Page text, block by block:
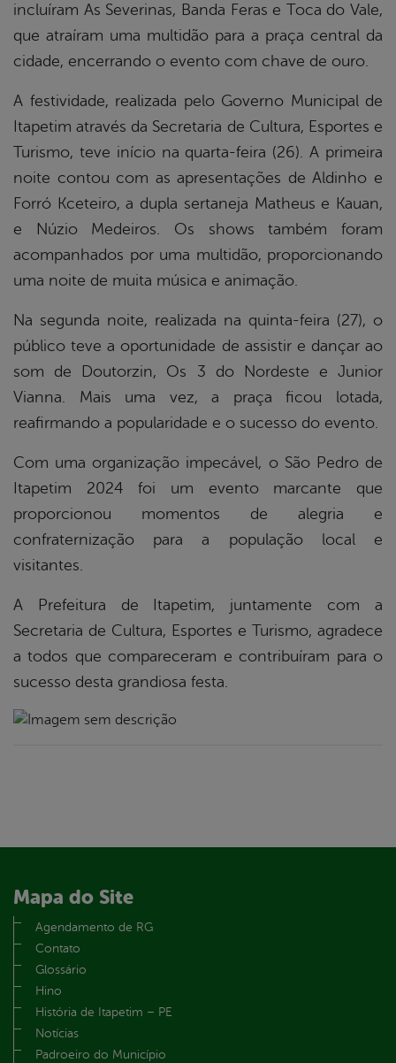
incluíram As Severinas, Banda Feras e Toca do Vale,
que atraíram uma multidão para a praça central da
cidade, encerrando o evento com chave de ouro.
A festividade, realizada pelo Governo Municipal de
Itapetim através da Secretaria de Cultura, Esportes e
Turismo, teve início na quarta-feira (26). A primeira
noite contou com as apresentações de Aldinho e
Forró Kceteiro, a dupla sertaneja Matheus e Kauan,
e Núzio Medeiros. Os shows também foram
acompanhados por uma multidão, proporcionando
uma noite de muita música e animação.
Na segunda noite, realizada na quinta-feira (27), o
público teve a oportunidade de assistir e dançar ao
som de Doutorzin, Os 3 do Nordeste e Junior
Vianna. Mais uma vez, a praça ficou lotada,
reafirmando a popularidade e o sucesso do evento.
Com uma organização impecável, o São Pedro de
Itapetim 2024 foi um evento marcante que
proporcionou momentos de alegria e
confraternização para a população local e
visitantes.
A Prefeitura de Itapetim, juntamente com a
Secretaria de Cultura, Esportes e Turismo, agradece
a todos que compareceram e contribuíram para o
sucesso desta grandiosa festa.
Mapa do Site
Agendamento de RG
Contato
Glossário
Hino
História de Itapetim – PE
Notícias
Padroeiro do Município